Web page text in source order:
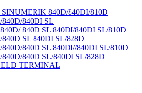
840D/840DI/810D
840DI SL
840D SL 840DI/840DI SL/810D
SL 840DI SL/828D
840D SL 840DI//840DI SL/810D
840D SL/840DI SL/828D
TERMINAL